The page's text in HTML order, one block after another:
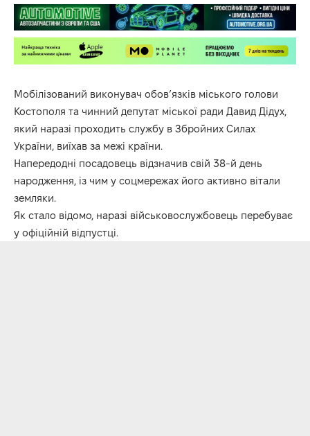
Мобілізований виконувач обов’язків міського голови
Костополя та чинний депутат міської ради Давид Дідух,
який наразі проходить службу в Збройних Силах
України, виїхав за межі країни.
Напередодні посадовець відзначив свій 38-й день
народження, із чим у соцмережах його активно вітали
земляки.
Як стало відомо, наразі військовослужбовець перебуває
у офіційній відпустці.